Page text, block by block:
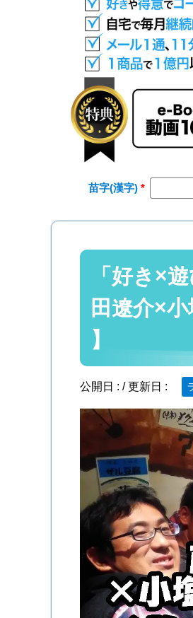
苗字(漢字)
「好き×
田遼介×
】
公開日 : / 更新日 :